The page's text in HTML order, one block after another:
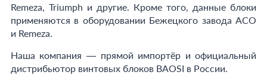
Remeza, Triumph и другие. Кроме того, данные блоки
применяются в оборудовании Бежецкого завода АСО
и Remeza.
Наша компания — прямой импортёр и официальный
дистрибьютор винтовых блоков BAOSI в России.